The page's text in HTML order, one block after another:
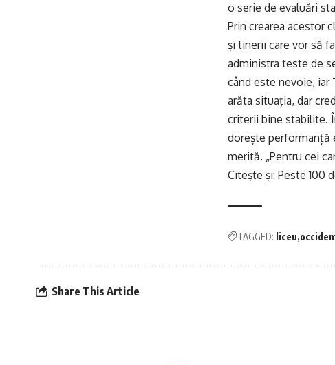
o serie de evaluări
Prin crearea acestor
și tinerii care vor să
administra teste de
când este nevoie, iar
arăta situația, dar
criterii bine stabilite.
dorește performanță
merită. „Pentru cei
Citește și: Peste 100
TAGGED: liceu
Share This Article